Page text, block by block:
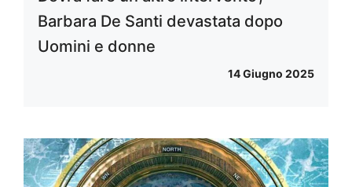
Barbara De Santi devastata dopo
Uomini e donne
14 Giugno 2025